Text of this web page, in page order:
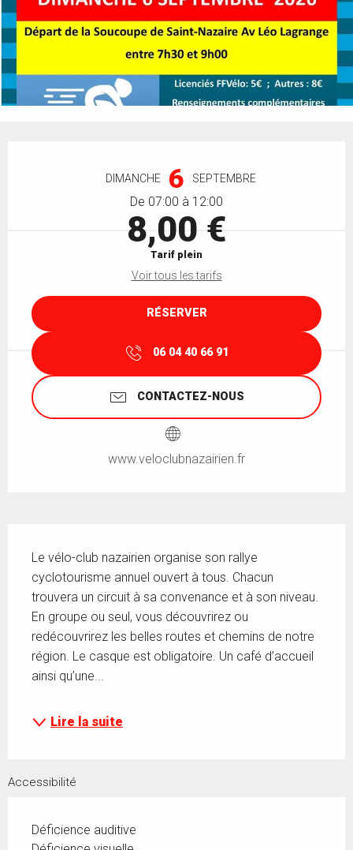
DIMANCHE 6 SEPTEMBRE
De 07:00 à 12:00
8,00 €
Tarif plein
Voir tous les tarifs
RÉSERVER
06 04 40 66 91
CONTACTEZ-NOUS
www.veloclubnazairien.fr
Le vélo-club nazairien organise son rallye
cyclotourisme annuel ouvert à tous. Chacun
trouvera un circuit à sa convenance et à son niveau.
En groupe ou seul, vous découvrirez ou
redécouvrirez les belles routes et chemins de notre
région. Le casque est obligatoire. Un café d’accueil
ainsi qu’une...
Lire la suite
Accessibilité
Déficience auditive